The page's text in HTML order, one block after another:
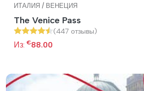
ИТАЛИЯ / ВЕНЕЦИЯ
The Venice Pass
(447 отзывы)
Из: €88.00